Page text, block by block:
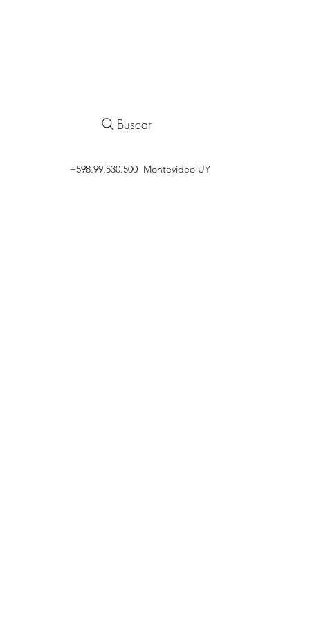
Buscar
‭+598.99.530.500 Montevideo UY